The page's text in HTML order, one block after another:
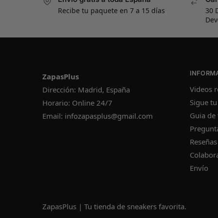
Recibe tu paquete en 7 a 15 días
30
ZapasPlus
Dirección: Madrid, España
Horario: Online 24/7
Email: infozapasplus@gmail.com
Videos
Sigue
Guia de
Envío
ZapasPlus | Tu tienda de sneakers favorita.